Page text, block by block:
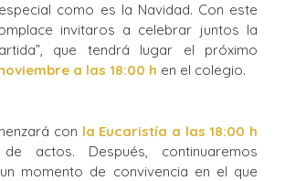
como es la Navidad. Con este
invitaros a celebrar juntos la
que tendrá lugar el próximo
a las 18:00 h en el colegio.
con la Eucaristía a las 18:00 h
actos. Después, continuaremos
momento de convivencia en el que